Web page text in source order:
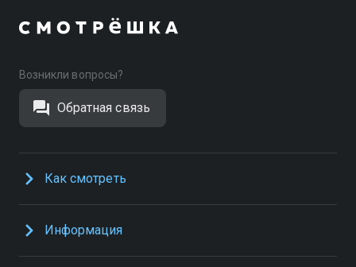
Возникли вопросы?
Обратная связь
Как смотреть
Информация